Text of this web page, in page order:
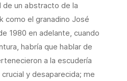
de un abstracto de la
como el granadino José
1980 en adelante, cuando
habría que hablar de
a la escudería
y desaparecida; me